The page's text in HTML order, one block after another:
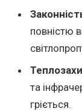
повністю
та
гріється.